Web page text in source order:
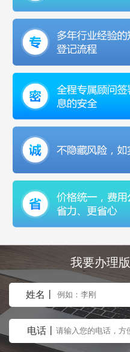
我要办理
姓名丨
电话丨